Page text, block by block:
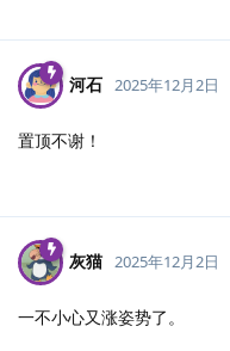
河石 2025年12月2日
置顶不谢！
灰猫 2025年12月2日
一不小心又涨姿势了。